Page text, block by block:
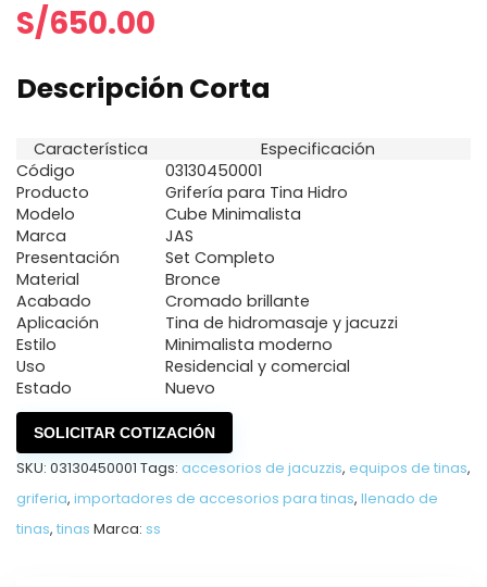
S/650.00
Descripción Corta
Característica
Especificación
Código
03130450001
Producto
Grifería para Tina Hidro
Modelo
Cube Minimalista
Marca
JAS
Presentación
Set Completo
Material
Bronce
Acabado
Cromado brillante
Aplicación
Tina de hidromasaje y jacuzzi
Estilo
Minimalista moderno
Uso
Residencial y comercial
Estado
Nuevo
SOLICITAR COTIZACIÓN
SKU: 03130450001 Tags: accesorios de jacuzzis, equipos de tinas,
griferia, importadores de accesorios para tinas, llenado de
tinas, tinas Marca: ss